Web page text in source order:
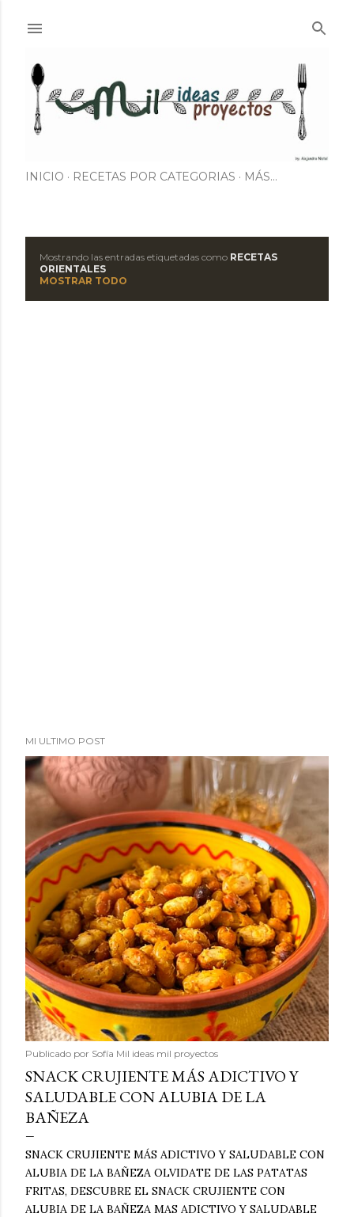
INICIO RECETAS POR CATEGORIAS MÁS…
E
n
Mostrando las entradas etiquetadas como RECETAS
ORIENTALES
MOSTRAR TODO
MI ULTIMO POST
Publicado por Sofía Mil ideas mil proyectos
SNACK CRUJIENTE MÁS ADICTIVO Y
SALUDABLE CON ALUBIA DE LA
BAÑEZA
SNACK CRUJIENTE MÁS ADICTIVO Y SALUDABLE CON
ALUBIA DE LA BAÑEZA OLVIDATE DE LAS PATATAS
FRITAS, DESCUBRE EL SNACK CRUJIENTE CON
ALUBIA DE LA BAÑEZA MAS ADICTIVO Y SALUDABLE